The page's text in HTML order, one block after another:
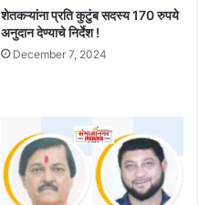
शेतकऱ्यांना प्रति कुटुंब सदस्य 170 रुपये
अनुदान देण्याचे निर्देश !
December 7, 2024